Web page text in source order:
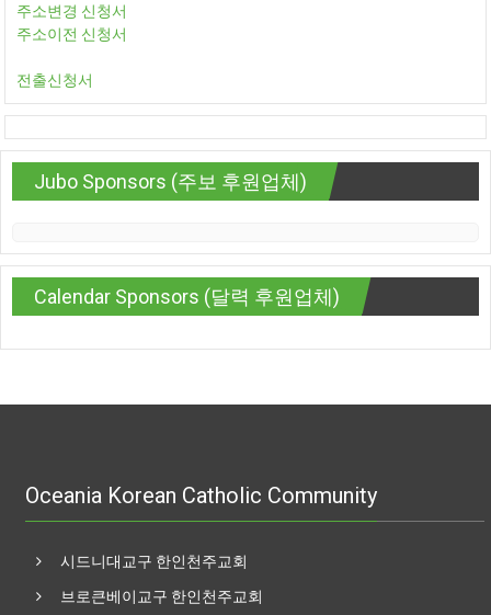
주소변경 신청서
주소이전 신청서
전출신청서
Jubo Sponsors (주보 후원업체)
Calendar Sponsors (달력 후원업체)
Oceania Korean Catholic Community
시드니대교구 한인천주교회
브로큰베이교구 한인천주교회